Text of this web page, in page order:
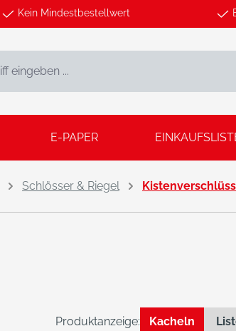
Kein Mindestbestellwert
E-PAPER
Schlösser & Riegel
Produktanzeige: Kacheln